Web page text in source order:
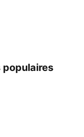
populaires